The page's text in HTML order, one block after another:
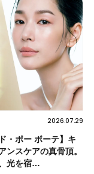
2026.07.29
・ポー ボーテ】キ
ンスケアの真骨頂。
光を宿…